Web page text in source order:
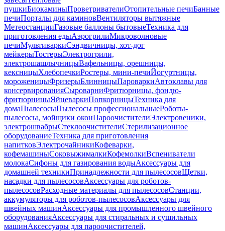
пушкиБиокаминыПроветривателиОтопительные печиБанные
печиПорталы для каминовВентиляторы вытяжные
МетеостанцииГазовые баллоны бытовыеТехника для
приготовления едыАэрогрилиМикроволновые
печиМультиваркиСэндвичницы, хот-дог
мейкерыТостерыЭлектрогрили,
электрошашлычницыВафельницы, орешницы,
кексницыХлебопечкиРостеры, мини-печиЙогуртницы,
мороженицыФризерыБлинницыПароваркиАвтоклавы для
консервированияСыроварниФритюрницы, фондю-
фритюрницыЯйцеваркиПопкорницыТехника для
домаПылесосыПылесосы профессиональныеРоботы-
пылесосы, мойщики оконПароочистителиЭлектровеники,
электрошвабрыСтеклоочистителиСтерилизационное
оборудованиеТехника для приготовления
напитковЭлектрочайникиКофеварки,
кофемашиныСоковыжималкиКофемолкиВспениватели
молокаСифоны для газирования водыАксессуары для
домашней техникиПринадлежности для пылесосовЩетки,
насадки для пылесосовАксессуары для роботов-
пылесосовРасходные материалы для пылесосовСтанции,
аккумуляторы для роботов-пылесосовАксессуары для
швейных машинАксессуары для промышленного швейного
оборудованияАксессуары для стиральных и сушильных
машинАксессуары для пароочистителей,